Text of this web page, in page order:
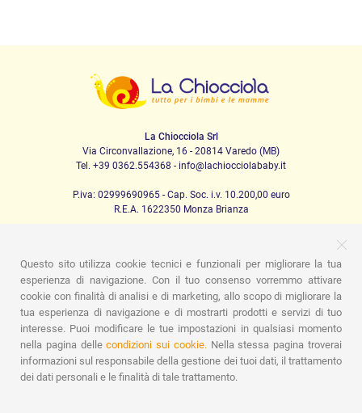
La Chiocciola Srl
Via Circonvallazione, 16 - 20814 Varedo (MB)
Tel. +39 0362.554368 - info@lachiocciolababy.it
P.iva: 02999690965 - Cap. Soc. i.v. 10.200,00 euro
R.E.A. 1622350 Monza Brianza
PRODOTTI
Passeggio
Seggiolini Auto A casa Pappa
Nanna
Igiene
Mamma e bebè Abbigliamento Gioco
Gift card
Kit baby set
Idee regalo Camerette
Promozioni
Promozioni
Marchi
ASSISTENZA
Questo sito utilizza cookie tecnici e funzionali per migliorare la tua
esperienza di navigazione. Con il tuo consenso vorremmo attivare
cookie con finalità di analisi e di marketing, allo scopo di migliorare la
tua esperienza di navigazione e di mostrarti prodotti e servizi di tuo
interesse. Puoi modificare le tue impostazioni in qualsiasi momento
nella pagina dellecondizioni sui cookie.Nella stessa pagina troverai
informazioni sul responsabile della gestione dei tuoi dati, il trattamento
dei dati personali e le finalità di tale trattamento.